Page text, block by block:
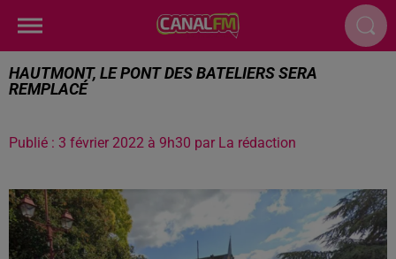
HAUTMONT, LE PONT DES BATELIERS SERA
REMPLACÉ
Publié : 3 février 2022 à 9h30 par La rédaction